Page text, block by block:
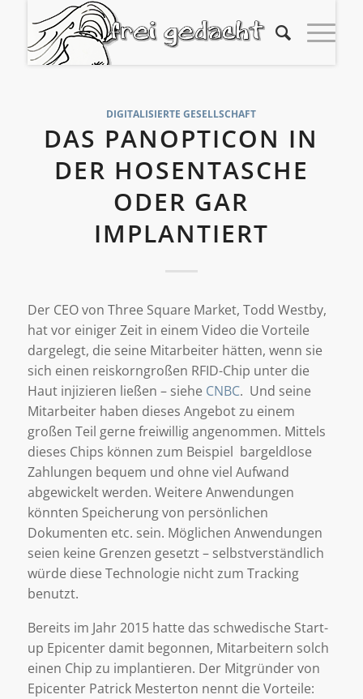
DIGITALISIERTE GESELLSCHAFT
DAS PANOPTICON IN
DER HOSENTASCHE
ODER GAR
IMPLANTIERT
Der CEO von Three Square Market, Todd Westby,
hat vor einiger Zeit in einem Video die Vorteile
dargelegt, die seine Mitarbeiter hätten, wenn sie
sich einen reiskorngroßen RFID-Chip unter die
Haut injizieren ließen – siehe CNBC. Und seine
Mitarbeiter haben dieses Angebot zu einem
großen Teil gerne freiwillig angenommen. Mittels
dieses Chips können zum Beispiel bargeldlose
Zahlungen bequem und ohne viel Aufwand
abgewickelt werden. Weitere Anwendungen
könnten Speicherung von persönlichen
Dokumenten etc. sein. Möglichen Anwendungen
seien keine Grenzen gesetzt – selbstverständlich
würde diese Technologie nicht zum Tracking
benutzt.
Bereits im Jahr 2015 hatte das schwedische Start-
up Epicenter damit begonnen, Mitarbeitern solch
einen Chip zu implantieren. Der Mitgründer von
Epicenter Patrick Mesterton nennt die Vorteile: